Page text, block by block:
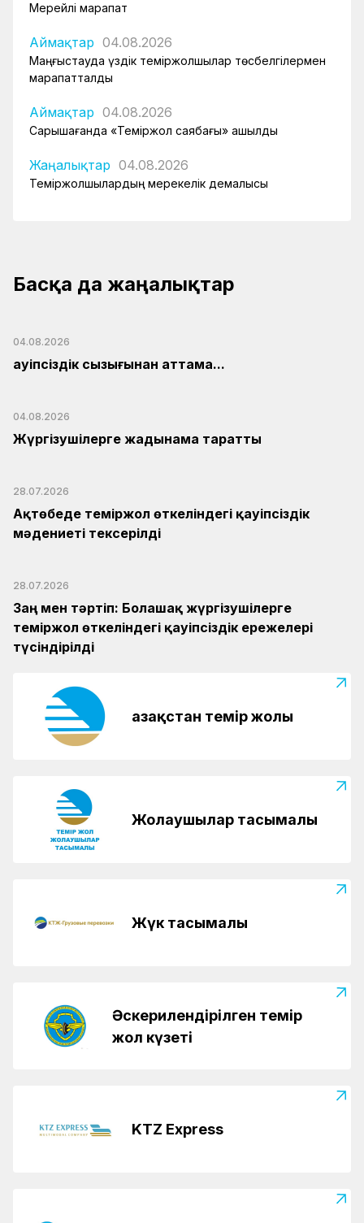
Мерейлі марапат
Аймақтар 04.08.2026
Маңғыстауда үздік теміржолшылар төсбелгілермен
марапатталды
Аймақтар 04.08.2026
Сарышағанда «Теміржол саябағы» ашылды
Жаңалықтар 04.08.2026
Теміржолшылардың мерекелік демалысы
Басқа да жаңалықтар
04.08.2026
Қауіпсіздік сызығынан аттама...
04.08.2026
Жүргізушілерге жадынама таратты
28.07.2026
Ақтөбеде теміржол өткеліндегі қауіпсіздік
мәдениеті тексерілді
28.07.2026
Заң мен тәртіп: Болашақ жүргізушілерге
теміржол өткеліндегі қауіпсіздік ережелері
түсіндірілді
Қазақстан темір жолы
Жолаушылар тасымалы
Жүк тасымалы
Әскерилендірілген темір
жол күзеті
KTZ Express